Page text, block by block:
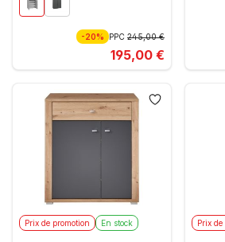
-20% PPC 245,00 €
195,00 €
Prix de promotion En stock Prix de